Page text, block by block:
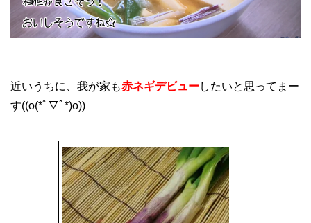
近いうちに、我が家も赤ネギデビューしたいと思ってまー
す((o(*ﾟ▽ﾟ*)o))